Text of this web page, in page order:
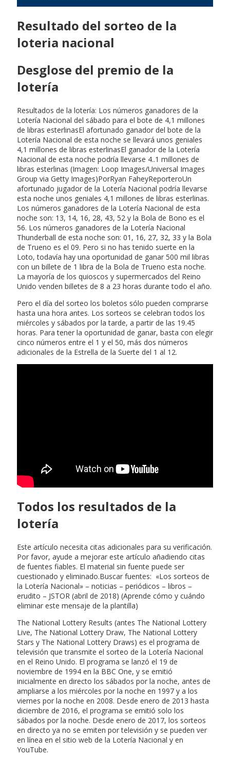
Resultado del sorteo de la
loteria nacional
Desglose del premio de la
lotería
Resultados de la lotería: Los números ganadores de la
Lotería Nacional del sábado para el bote de 4,1 millones
de libras esterlinasEl afortunado ganador del bote de la
Lotería Nacional de esta noche se llevará unos geniales
4,1 millones de libras esterlinasEl ganador de la Lotería
Nacional de esta noche podría llevarse 4..1 millones de
libras esterlinas (Imagen: Loop Images/Universal Images
Group via Getty Images)PorRyan FaheyReporteroUn
afortunado jugador de la Lotería Nacional podría llevarse
esta noche unos geniales 4,1 millones de libras esterlinas.
Los números ganadores de la Lotería Nacional de esta
noche son: 13, 14, 16, 28, 43, 52 y la Bola de Bono es el
56. Los números ganadores de la Lotería Nacional
Thunderball de esta noche son: 01, 16, 27, 32, 33 y la Bola
de Trueno es el 09. Pero si no has tenido suerte en la
Loto, todavía hay una oportunidad de ganar 500 mil libras
con un billete de 1 libra de la Bola de Trueno esta noche.
La mayoría de los quioscos y supermercados del Reino
Unido venden billetes de 8 a 23 horas durante todo el año.
Pero el día del sorteo los boletos sólo pueden comprarse
hasta una hora antes. Los sorteos se celebran todos los
miércoles y sábados por la tarde, a partir de las 19.45
horas. Para tener la oportunidad de ganar, basta con elegir
cinco números entre el 1 y el 50, más dos números
adicionales de la Estrella de la Suerte del 1 al 12.
Todos los resultados de la
lotería
Este artículo necesita citas adicionales para su verificación.
Por favor, ayude a mejorar este artículo añadiendo citas
de fuentes fiables. El material sin fuente puede ser
cuestionado y eliminado.Buscar fuentes: «Los sorteos de
la Lotería Nacional» – noticias – periódicos – libros –
erudito – JSTOR (abril de 2018) (Aprende cómo y cuándo
eliminar este mensaje de la plantilla)
The National Lottery Results (antes The National Lottery
Live, The National Lottery Draw, The National Lottery
Stars y The National Lottery Draws) es el programa de
televisión que transmite el sorteo de la Lotería Nacional
en el Reino Unido. El programa se lanzó el 19 de
noviembre de 1994 en la BBC One, y se emitió
inicialmente en directo los sábados por la noche, antes de
ampliarse a los miércoles por la noche en 1997 y a los
viernes por la noche en 2008. Desde enero de 2013 hasta
diciembre de 2016, el programa se emitió solo los
sábados por la noche. Desde enero de 2017, los sorteos
en directo ya no se emiten por televisión y se pueden ver
en línea en el sitio web de la Lotería Nacional y en
YouTube.